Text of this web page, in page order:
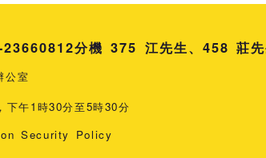
23660812分機 375 江先生 458 莊
公室
午1時30分至5時30分
Security Policy